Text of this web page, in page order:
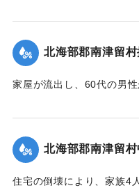
｜固有コード: 00481042
北海部郡南津留
家屋が流出し、60代の男
｜固有コード:
北海部郡南津留村
住宅の倒壊により、家族4